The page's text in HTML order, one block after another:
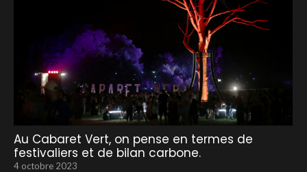
Au Cabaret Vert, on pense en termes de
festivaliers et de bilan carbone.
4 octobre 2023